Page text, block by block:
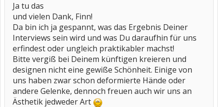
Ja tu das
und vielen Dank, Finn!
Da bin ich ja gespannt, was das Ergebnis Deiner
Interviews sein wird und was Du daraufhin für uns
erfindest oder ungleich praktikabler machst!
Bitte vergiß bei Deinem künftigen kreieren und
designen nicht eine gewiße Schönheit. Einige von
uns haben zwar schon deformierte Hände oder
andere Gelenke, dennoch freuen auch wir uns an
Ästhetik jedweder Art